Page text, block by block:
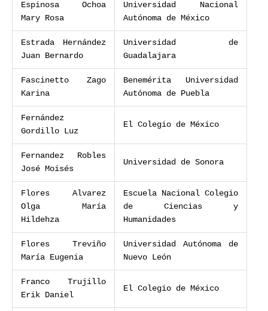
Espinosa Ochoa
Mary Rosa
Universidad Nacional
Autónoma de México
Estrada Hernández
Juan Bernardo
Universidad de
Guadalajara
Fascinetto Zago
Karina
Benemérita Universidad
Autónoma de Puebla
Fernández
Gordillo Luz
El Colegio de México
Fernandez Robles
José Moisés
Universidad de Sonora
Flores Alvarez
Olga María
Hildehza
Escuela Nacional Colegio
de Ciencias y
Humanidades
Flores Treviño
María Eugenia
Universidad Autónoma de
Nuevo León
Franco Trujillo
Erik Daniel
El Colegio de México